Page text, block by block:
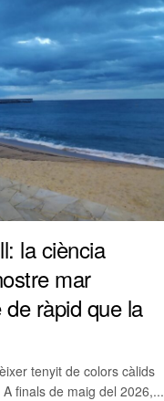
la ciència
mar
de ràpid que la
tenyit de colors càlids
finals de maig del 2026,...